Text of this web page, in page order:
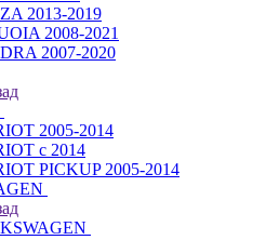
2013-2019
2008-2021
2007-2020
2005-2014
с 2014
PICKUP 2005-2014